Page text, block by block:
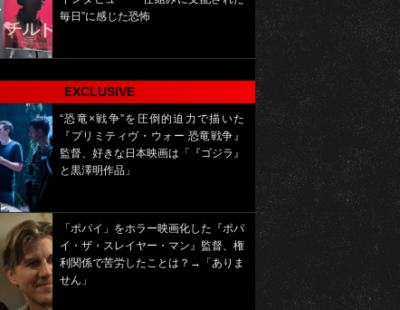
毎日”に感じた恐怖
EXCLUSIVE
“恐竜×戦争”を圧倒的迫力で描いた
『プリミティヴ・ウォー 恐竜戦争』
監督、好きな日本映画は「『ゴジラ』
と黒澤明作品」
「ポパイ」をホラー映画化した『ポパ
イ・ザ・スレイヤー・マン』監督、権
利関係で苦労したことは？→「ありま
せん」